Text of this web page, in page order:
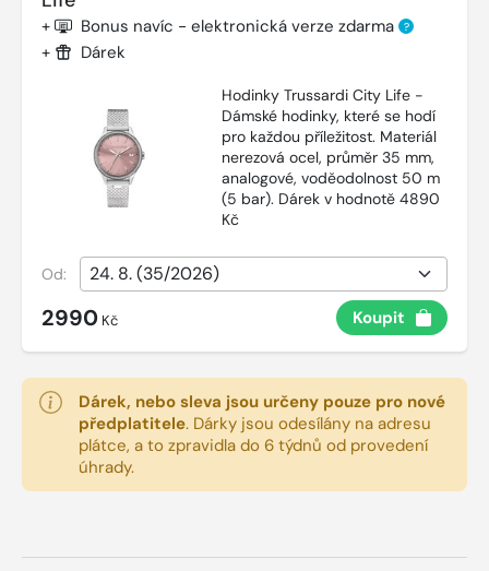
+ Bonus navíc - elektronická verze zdarma ?
+ Dárek
Hodinky Trussardi City Life -
Dámské hodinky, které se hodí
pro každou příležitost. Materiál
nerezová ocel, průměr 35 mm,
analogové, voděodolnost 50 m
(5 bar). Dárek v hodnotě 4890
Kč
Od:
2990 Kč Koupit
Dárek, nebo sleva jsou určeny pouze pro nové
předplatitele. Dárky jsou odesílány na adresu
plátce, a to zpravidla do 6 týdnů od provedení
úhrady.